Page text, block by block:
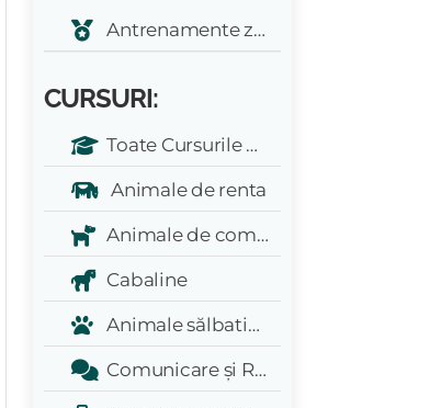
Antrenamente zilnice
CURSURI:
Toate Cursurile Veterinarul:
Animale de renta
Animale de companie
Cabaline
Animale sălbatice și exotice
Comunicare și Relații Publice